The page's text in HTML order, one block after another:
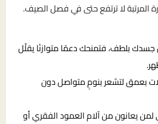
المرتبة لا ترتفع حتى في فصل الصيف.
بلطف، فتمنحك دعمًا متوازنًا يقلّل
بعمق لتشعر بنومٍ متواصل دون
لمن يعانون من آلام العمود الفقري أو